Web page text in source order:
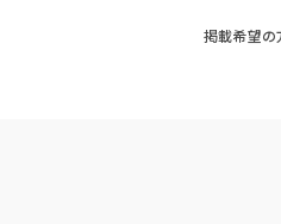
掲載希望の